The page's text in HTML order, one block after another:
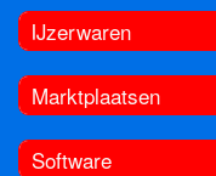
IJzerwaren
Marktplaatsen
Software